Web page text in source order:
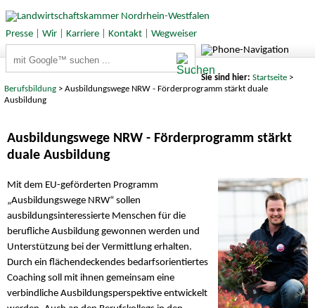
Presse| Wir| Karriere| Kontakt| Wegweiser
Sie sind hier: Startseite>
Berufsbildung > Ausbildungswege NRW - Förderprogramm stärkt duale
Ausbildung
Ausbildungswege NRW - Förderprogramm stärkt
duale Ausbildung
Mit dem EU-geförderten Programm
„Ausbildungswege NRW“ sollen
ausbildungsinteressierte Menschen für die
berufliche Ausbildung gewonnen werden und
Unterstützung bei der Vermittlung erhalten.
Durch ein flächendeckendes bedarfsorientiertes
Coaching soll mit ihnen gemeinsam eine
verbindliche Ausbildungsperspektive entwickelt